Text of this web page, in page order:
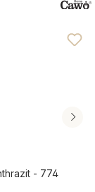
5 Sternen
- 774